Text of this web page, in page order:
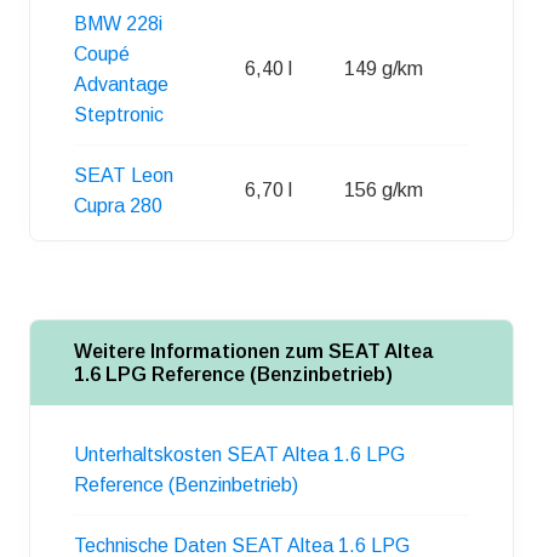
BMW 228i
Coupé
Advantage
Steptronic
6,40 l 149 g/km
SEAT Leon
Cupra 280
6,70 l 156 g/km
Weitere Informationen zum SEAT Altea
1.6 LPG Reference (Benzinbetrieb)
Unterhaltskosten SEAT Altea 1.6 LPG
Reference (Benzinbetrieb)
Technische Daten SEAT Altea 1.6 LPG